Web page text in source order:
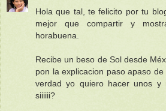
Hola que tal, te felicito por tu
mejor que compartir y
horabuena.
Recibe un beso de Sol desde
pon la explicacion paso apaso
verdad yo quiero hacer unos
siiiiii?